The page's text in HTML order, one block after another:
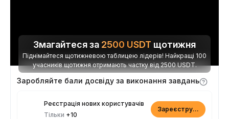
Змагайтеся за 2500 USDT щотижня
Піднімайтеся щотижневою таблицею лідерів! Найкращі 100
учасників щотижня отримають частку від 2500 USDT.
Заробляйте бали досвіду за виконання завдань
Реєстрація нових користувачів
Тільки +10
Зареєструватися